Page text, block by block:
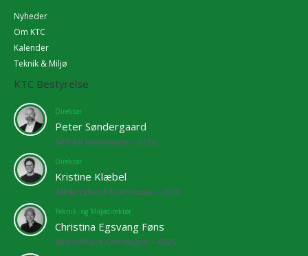
Nyheder
Om KTC
Kalender
Teknik & Miljø
KTC Bestyrelse
Direktør
Peter Søndergaard
Solrød Kommune - 5272
Direktør
Kristine Klæbel
Albertslund Kommune - 2673
Teknik- og Miljødirektør
Christina Egsvang Føns
Middelfart Kommune - 4525